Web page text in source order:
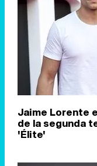
Jaime Lorente
de la segunda
'Élite'